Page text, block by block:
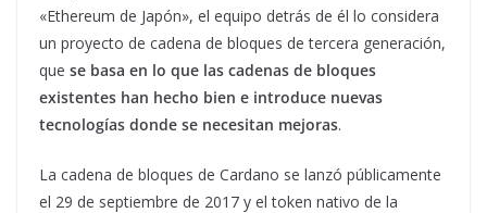
«Ethereum de Japón», el equipo detrás de él lo considera
un proyecto de cadena de bloques de tercera generación,
que se basa en lo que las cadenas de bloques
existentes han hecho bien e introduce nuevas
tecnologías donde se necesitan mejoras.
La cadena de bloques de Cardano se lanzó públicamente
el 29 de septiembre de 2017 y el token nativo de la